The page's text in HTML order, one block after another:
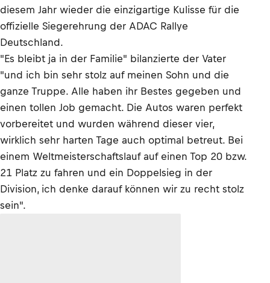
diesem Jahr wieder die einzigartige Kulisse für die
offizielle Siegerehrung der ADAC Rallye
Deutschland.
"Es bleibt ja in der Familie" bilanzierte der Vater
"und ich bin sehr stolz auf meinen Sohn und die
ganze Truppe. Alle haben ihr Bestes gegeben und
einen tollen Job gemacht. Die Autos waren perfekt
vorbereitet und wurden während dieser vier,
wirklich sehr harten Tage auch optimal betreut. Bei
einem Weltmeisterschaftslauf auf einen Top 20 bzw.
21 Platz zu fahren und ein Doppelsieg in der
Division, ich denke darauf können wir zu recht stolz
sein".